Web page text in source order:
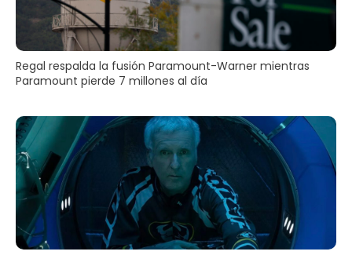
Regal respalda la fusión Paramount-Warner mientras
Paramount pierde 7 millones al día